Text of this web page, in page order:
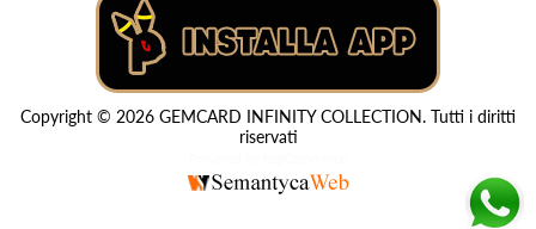
Copyright © 2026 GEMCARD INFINITY COLLECTION. Tutti i diritti
riservati